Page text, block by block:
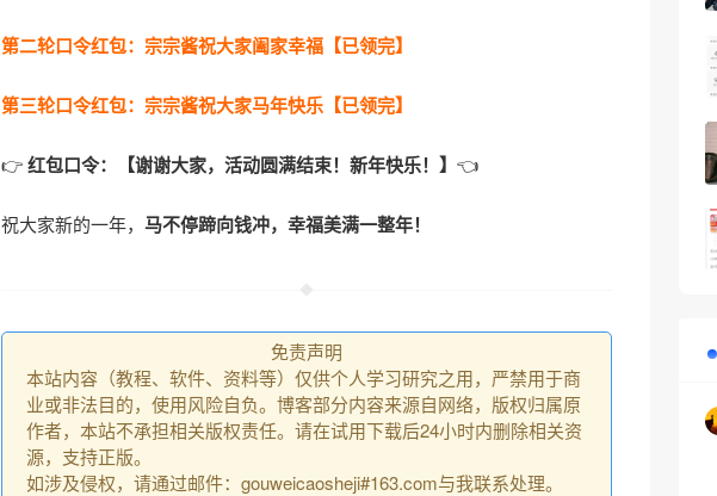
第二轮口令红包：宗宗酱祝大家阖家幸福【已领完】
第三轮口令红包：宗宗酱祝大家马年快乐【已领完】
👉红包口令：【谢谢大家，活动圆满结束！新年快乐！】 👈
祝大家新的一年， 马不停蹄向钱冲，幸福美满一整年！
免责声明
本站内容（教程、软件、资料等）仅供个人学习研究之用，严禁用于商
业或非法目的，使用风险自负。博客部分内容来源自网络，版权归属原
作者，本站不承担相关版权责任。请在试用下载后24小时内删除相关资
源，支持正版。
如涉及侵权，请通过邮件：gouweicaosheji#163.com与我联系处理。